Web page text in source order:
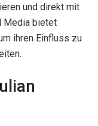
und direkt mit
Media bietet
ihren Einfluss zu